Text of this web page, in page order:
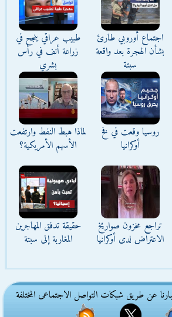
اجتماع أوروبي طارئ
بشأن الهجرة بعد واقعة
سبتة
طبيب عراقي ينجح في
زراعة أنف في رأس
بشري
روسيا وقعت في فخ
أوكرانيا
لماذا هبط النفط وارتفعت
الأسهم الأمريكية؟
تراجع مخزون صواريخ
الاعتراض لدى أوكرانيا
حقيقة تدفق المهاجرين
المغاربة إلى سبتة
عن طريق شبكات التواصل الاجتماعى المختلفة